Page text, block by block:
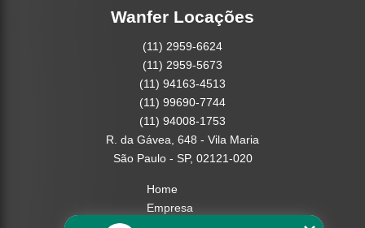
Wanfer Locações
(11) 2959-6624
(11) 2959-5673
(11) 94163-4513
(11) 99690-7744
(11) 94008-1753
R. da Gávea, 648 - Vila Maria
São Paulo - SP, 02121-020
Home
Empresa